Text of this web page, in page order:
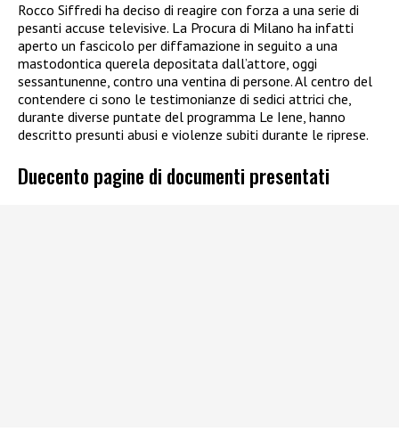
Rocco Siffredi ha deciso di reagire con forza a una serie di
pesanti accuse televisive. La Procura di Milano ha infatti
aperto un fascicolo per diffamazione in seguito a una
mastodontica querela depositata dall’attore, oggi
sessantunenne, contro una ventina di persone. Al centro del
contendere ci sono le testimonianze di sedici attrici che,
durante diverse puntate del programma Le Iene, hanno
descritto presunti abusi e violenze subiti durante le riprese.
Duecento pagine di documenti presentati